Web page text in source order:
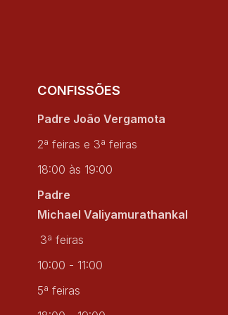
CONFISSÕES
Padre João Vergamota
2ª feiras e 3ª feiras
18:00 às 19:00
Padre
Michael Valiyamurathankal
3ª feiras
10:00 - 11:00
5ª feiras